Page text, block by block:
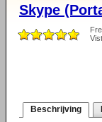
Skype
Beschrijving